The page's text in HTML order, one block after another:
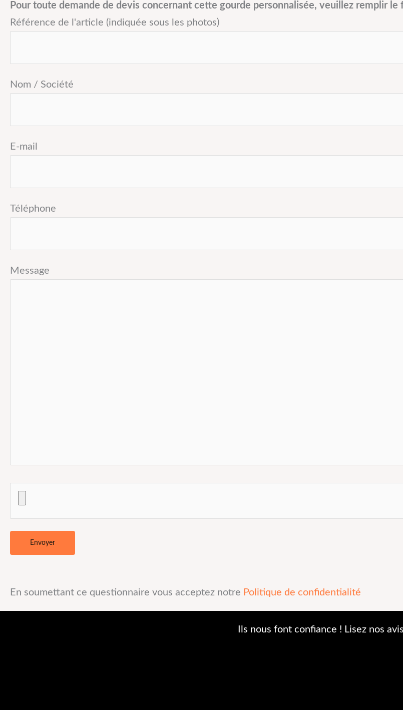
Pour toute demande de devis concernant cette gourde personnalisée, veuillez remplir
Référence de l'article (indiquée sous les photos)
Nom / Société
E-mail
Téléphone
Message
En soumettant ce questionnaire vous acceptez notre Politique de confidentialité
Ils nous font confiance ! Lisez nos